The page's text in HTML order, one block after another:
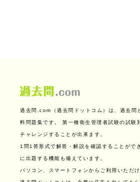
過去問.com（過去問ドットコム）は、過去問
料問題集です。 第一種衛生管理者試験の試験
チャレンジすることが出来ます。
1問1答形式で解答・解説を確認することがで
に出題する機能も備えています。
パソコン、スマートフォンからご利用いただけ